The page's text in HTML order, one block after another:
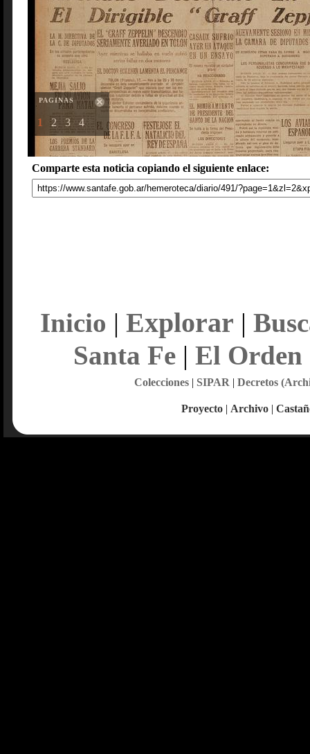
PAGINAS
1 2 3 4
Comparte esta noticia copiando el siguiente enlace:
Inicio | Explorar |
Santa Fe| El Orden
Colecciones| SIPAR | Decretos
Proyecto | Archivo |